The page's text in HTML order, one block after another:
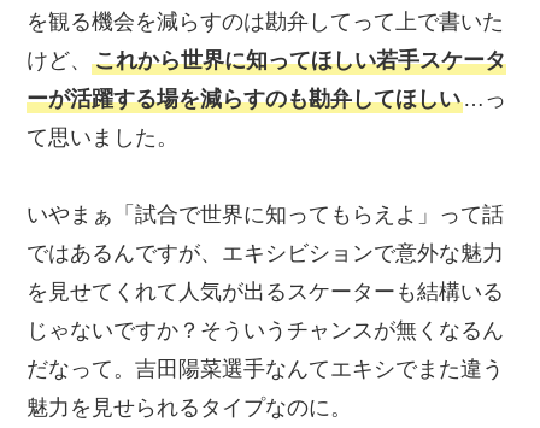
を観る機会を減らすのは勘弁してって上で書いた
けど、これから世界に知ってほしい若手スケータ
ーが活躍する場を減らすのも勘弁してほしい…っ
て思いました。
いやまぁ「試合で世界に知ってもらえよ」って話
ではあるんですが、エキシビションで意外な魅力
を見せてくれて人気が出るスケーターも結構いる
じゃないですか？そういうチャンスが無くなるん
だなって。吉田陽菜選手なんてエキシでまた違う
魅力を見せられるタイプなのに。